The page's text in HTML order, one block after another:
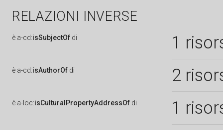
RELAZIONI INVERSE
è a-cd:isSubjectOf di 1
è a-cd:isAuthorOf di 2
è a-loc:isCulturalPropertyAddressOf di 1